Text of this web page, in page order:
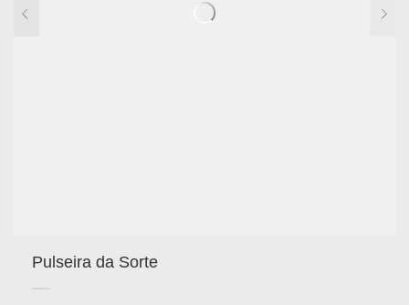
Pulseira da Sorte